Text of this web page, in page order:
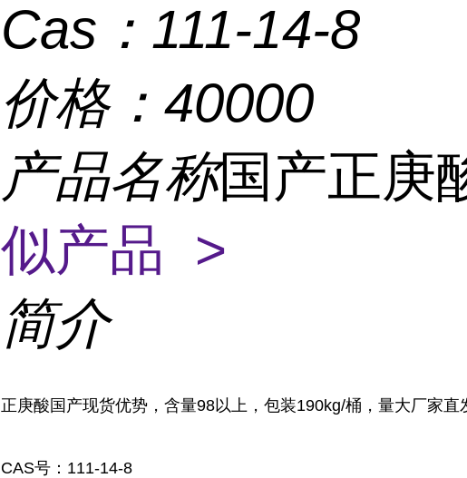
Cas： 111-14-8
价格： 40000
产品名称国产正庚
似产品 >
简介
正庚酸国产现货优势，含量98以上，包装190kg/桶，量大厂家直
CAS号：111-14-8